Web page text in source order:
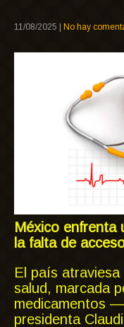
11/08/2025 No hay
México enfrenta
la falta de
El país
salud, marcada
medicamentos
presidenta